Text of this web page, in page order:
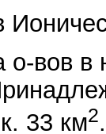
вов в
33 км2